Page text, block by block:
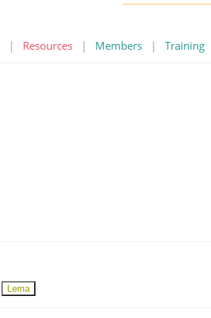
| Resources | Members | Training
Lema